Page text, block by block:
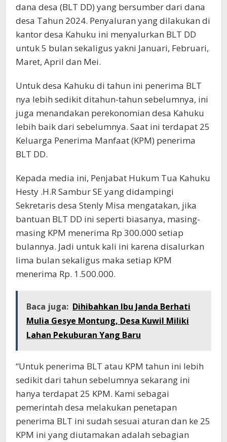
dana desa (BLT DD) yang bersumber dari dana
desa Tahun 2024. Penyaluran yang dilakukan di
kantor desa Kahuku ini menyalurkan BLT DD
untuk 5 bulan sekaligus yakni Januari, Februari,
Maret, April dan Mei.
Untuk desa Kahuku di tahun ini penerima BLT
nya lebih sedikit ditahun-tahun sebelumnya, ini
juga menandakan perekonomian desa Kahuku
lebih baik dari sebelumnya. Saat ini terdapat 25
Keluarga Penerima Manfaat (KPM) penerima
BLT DD.
Kepada media ini, Penjabat Hukum Tua Kahuku
Hesty .H.R Sambur SE yang didampingi
Sekretaris desa Stenly Misa mengatakan, jika
bantuan BLT DD ini seperti biasanya, masing-
masing KPM menerima Rp 300.000 setiap
bulannya. Jadi untuk kali ini karena disalurkan
lima bulan sekaligus maka setiap KPM
menerima Rp. 1.500.000.
Baca juga: Dihibahkan Ibu Janda Berhati
Mulia Gesye Montung, Desa Kuwil Miliki
Lahan Pekuburan Yang Baru
“Untuk penerima BLT atau KPM tahun ini lebih
sedikit dari tahun sebelumnya sekarang ini
hanya terdapat 25 KPM. Kami sebagai
pemerintah desa melakukan penetapan
penerima BLT ini sudah sesuai aturan dan ke 25
KPM ini yang diutamakan adalah sebagian